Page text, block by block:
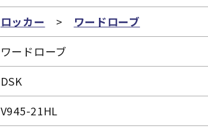
ロッカー > ワードローブ
ワードローブ
DSK
V945-21HL